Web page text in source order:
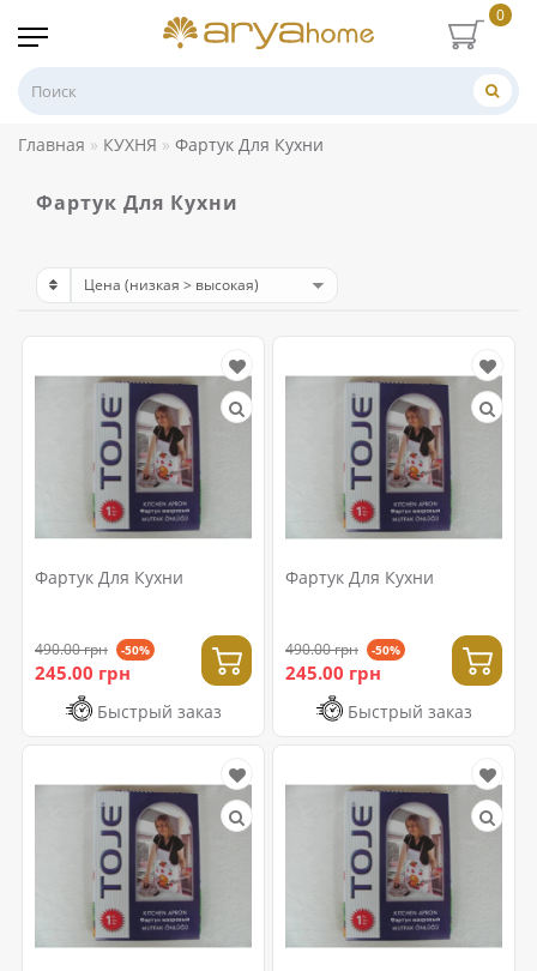
0
Главная КУХНЯ Фартук Для Кухни
Фартук Для Кухни
Фартук Для Кухни
490.00 грн -50%
245.00 грн
Быстрый заказ
Фартук Для Кухни
490.00 грн -50%
245.00 грн
Быстрый заказ